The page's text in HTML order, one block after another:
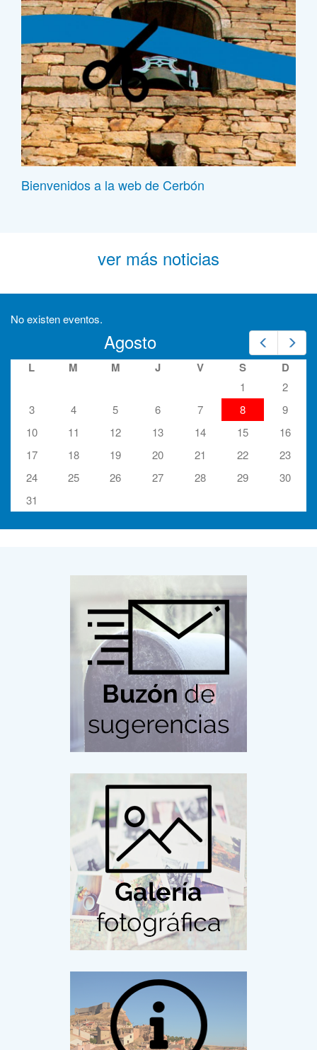
Bienvenidos a la web de Cerbón
ver más noticias
No existen eventos.
Prev
Agosto
L M M J V S D
1
2
3
4 5 6 7 8
9
10
11 12 13 14 15
16
17
18 19 20 21 22
23
24
25 26 27 28 29
30
31